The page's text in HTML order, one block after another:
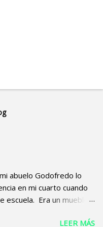
abuelo Godofredo lo
en mi cuarto cuando
escuela. Era un mueble
se muestra en laLEER MÁS